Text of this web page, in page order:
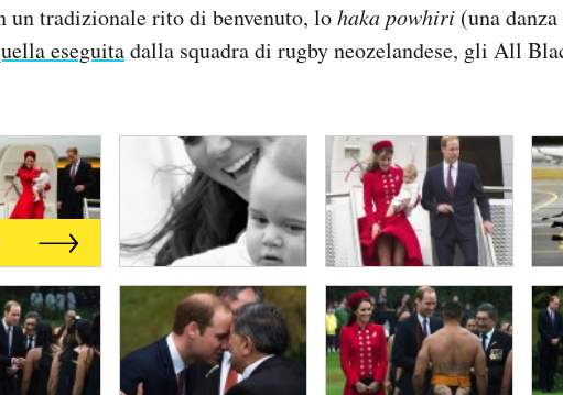
un tradizionale rito di benvenuto, lohaka powhiri (una
eseguitadalla squadra di rugby neozelandese, gli All